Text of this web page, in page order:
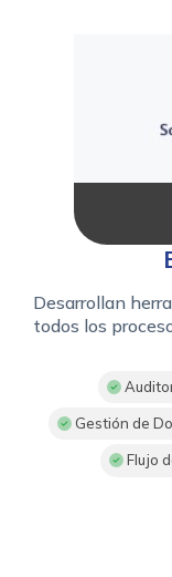
Desarrollan
todos los
Gestión de
Flujo